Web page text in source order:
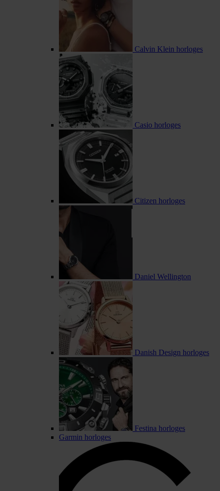
Calvin Klein horloges
Casio horloges
Citizen horloges
Daniel Wellington
Danish Design horloges
Festina horloges
Garmin horloges